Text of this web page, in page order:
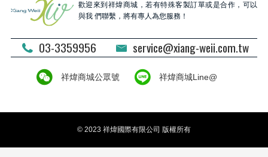
歡迎來到祥煒商城，若有特殊客製訂單或是合作，可以
與我 們聯繫，將有專人為您服務！
03-3359956 service@xiang-weii.com.tw
祥煒商城公眾號 祥煒商城Line@
© 2023 祥煒國際有限公司 版權所有